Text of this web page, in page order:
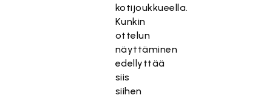
kotijoukkueella.
Kunkin
ottelun
näyttäminen
edellyttää
siis
siihen